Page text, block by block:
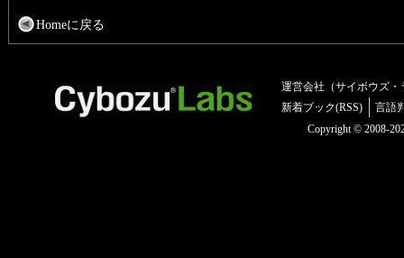
Homeに戻る
運営会社（サイボウズ・
新着ブック(RSS)
言語
Copyright © 2008-